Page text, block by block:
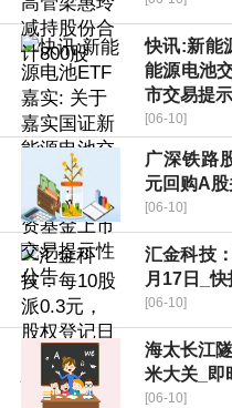
快讯:新能
能源电池
市交易提
[06-10]
广深铁路
元回购A
[06-10]
汇金科技
月17日_快
[06-10]
海太长江
米大关_即
[06-10]